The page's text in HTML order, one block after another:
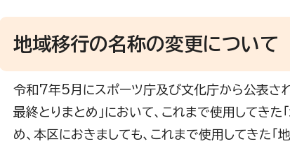
地域移行の名称の変更について
令和7年5月にスポーツ庁及び文化庁から公表され
最終とりまとめ」において、これまで使用してきた
め、本区におきましても、これまで使用してきた「